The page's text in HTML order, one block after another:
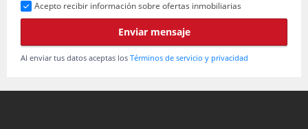
Acepto recibir información sobre ofertas inmobiliarias
Enviar mensaje
Al enviar tus datos aceptas los Términos de servicio y privacidad